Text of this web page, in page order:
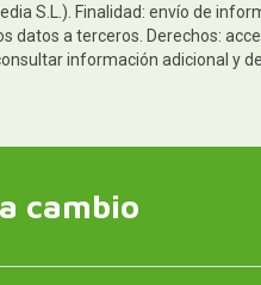
S.L.). Finalidad: envío de
datos a terceros. Derechos:
información adicional y
cambio